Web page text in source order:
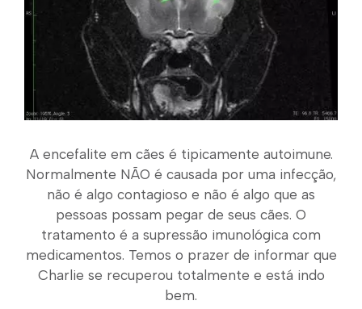
A encefalite em cães é tipicamente autoimune.
Normalmente NÃO é causada por uma infecção,
não é algo contagioso e não é algo que as
pessoas possam pegar de seus cães. O
tratamento é a supressão imunológica com
medicamentos. Temos o prazer de informar que
Charlie se recuperou totalmente e está indo
bem.